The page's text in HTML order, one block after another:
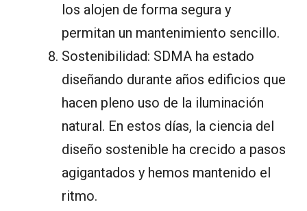
los alojen de forma segura y
permitan un mantenimiento sencillo.
Sostenibilidad: SDMA ha estado
diseñando durante años edificios que
hacen pleno uso de la iluminación
natural. En estos días, la ciencia del
diseño sostenible ha crecido a pasos
agigantados y hemos mantenido el
ritmo.